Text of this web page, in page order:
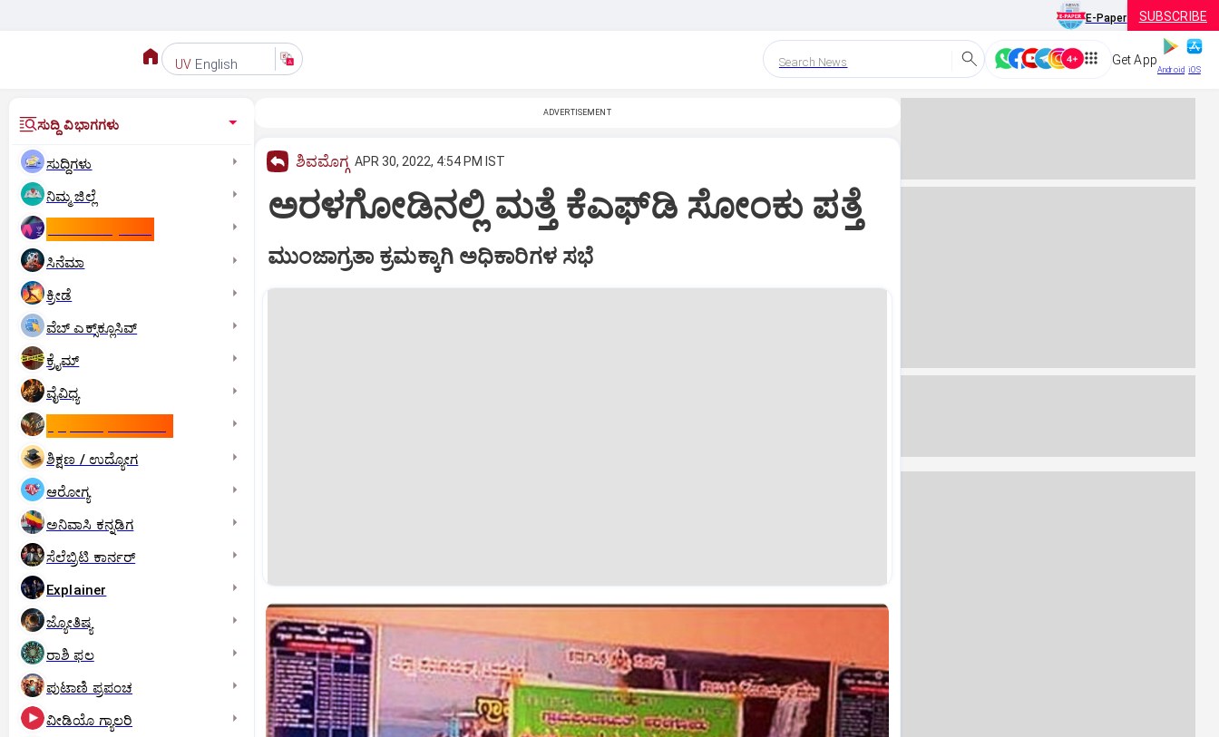
E-Paper SUBSCRIBE
UV English Search News Get App
Android iOS
ಸುದ್ದಿ ವಿಭಾಗಗಳು
ಸುದ್ದಿಗಳು
ನಿಮ್ಮ ಜಿಲ್ಲೆ
ಸಿನೆಮಾ
ಕ್ರೀಡೆ
ವೆಬ್ ಎಕ್ಸ್‌ಕ್ಲೂಸಿವ್
ಕ್ರೈಮ್
ವೈವಿಧ್ಯ
ಶಿಕ್ಷಣ / ಉದ್ಯೋಗ
ಆರೋಗ್ಯ
ಅನಿವಾಸಿ ಕನ್ನಡಿಗ
ಸೆಲೆಬ್ರಿಟಿ ಕಾರ್ನರ್‌
Explainer
ಜ್ಯೋತಿಷ್ಯ
ರಾಶಿ ಫಲ
ಪುಟಾಣಿ ಪ್ರಪಂಚ
ವೀಡಿಯೊ ಗ್ಯಾಲರಿ
ADVERTISEMENT
ಶಿವಮೊಗ್ಗ APR 30, 2022, 4:54 PM IST
ಅರಳಗೋಡಿನಲ್ಲಿ ಮತ್ತೆ ಕೆಎಫ್‌ಡಿ ಸೋಂಕು ಪತ್ತೆ
ಮುಂಜಾಗ್ರತಾ ಕ್ರಮಕ್ಕಾಗಿ ಅಧಿಕಾರಿಗಳ ಸಭೆ